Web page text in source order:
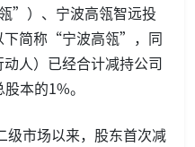
”）、宁波高瓴智远投
下简称“宁波高瓴”，同
人）已经合计减持公司
本的1%。
级市场以来，股东首次减